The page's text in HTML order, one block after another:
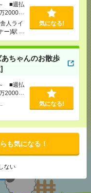
■週払
2000円
人ライ
ー)駅 /
気になる!
あちゃんのお散歩
■週払
2000円
気になる!
も気になる！
ない
へ
LINE で送る